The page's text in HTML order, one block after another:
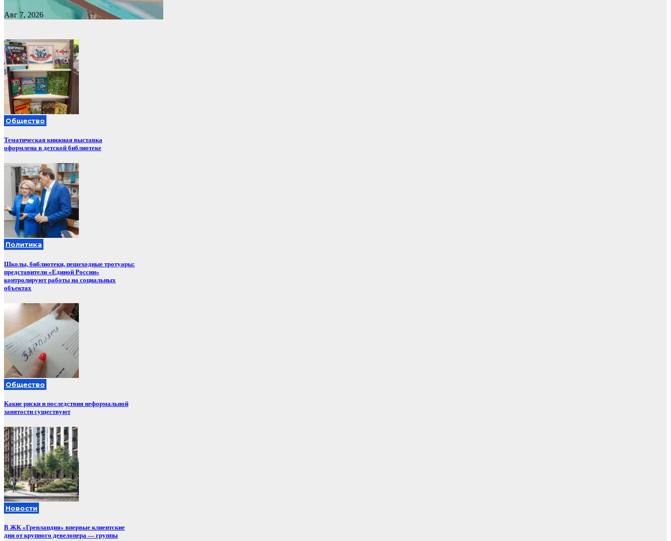
Авг 7, 2026
Общество
Тематическая книжная выставка
оформлена в детской библиотеке
Политика
Школы, библиотеки, пешеходные тротуары:
представители «Единой России»
контролируют работы на социальных
объектах
Общество
Какие риски и последствия неформальной
занятости существуют
Новости
В ЖК «Гренландия» впервые клиентские
дни от крупного девелопера — группы